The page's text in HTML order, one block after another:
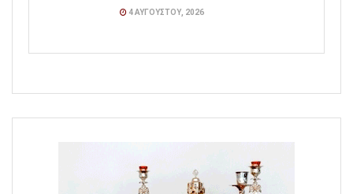
4 ΑΥΓΟΎΣΤΟΥ, 2026